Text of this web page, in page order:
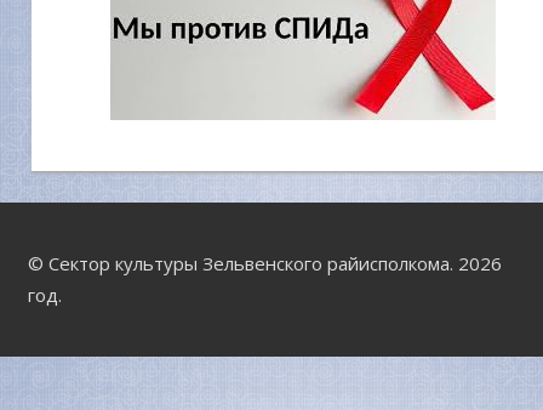
© Сектор культуры Зельвенского райисполкома. 2026
год.